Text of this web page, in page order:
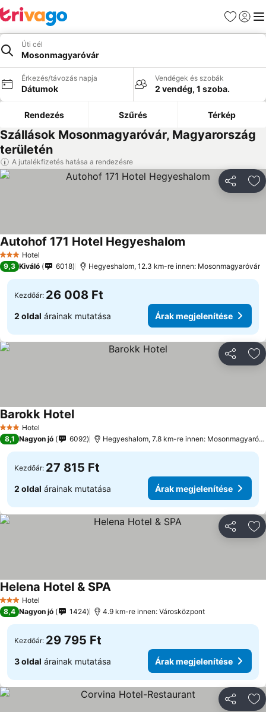
Kedvencek
Úti cél
Mosonmagyaróvár
Érkezés/távozás napja
Dátumok
Vendégek és szobák
2 vendég, 1 szoba.
Rendezés Szűrés Térkép
Szállások Mosonmagyaróvár, Magyarország
területén
A jutalékfizetés hatása a rendezésre
3 Kategória
Hotel
Autohof 171 Hotel Hegyeshalom
9,3 Kiváló 6018 Hegyeshalom, 12.3 km-re innen: Mosonmagyaróvár
Kezdőár: 26 008 Ft
2 oldal árainak mutatása Árak megjelenítése
3 Kategória
Hotel
Barokk Hotel
8,1 Nagyon jó 6092 Hegyeshalom, 7.8 km-re innen: Mosonmagyaróvár
Kezdőár: 27 815 Ft
2 oldal árainak mutatása Árak megjelenítése
3 Kategória
Hotel
Helena Hotel & SPA
8,4 Nagyon jó 1424 4.9 km-re innen: Városközpont
Kezdőár: 29 795 Ft
3 oldal árainak mutatása Árak megjelenítése